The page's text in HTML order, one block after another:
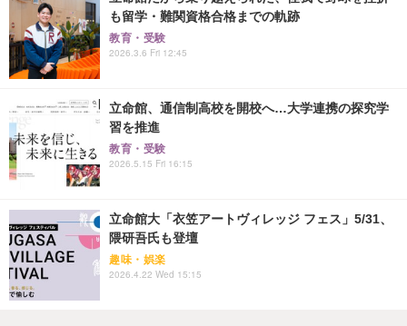
も留学・難関資格合格までの軌跡
教育・受験
2026.3.6 Fri 12:45
立命館、通信制高校を開校へ…大学連携の探究学
習を推進
教育・受験
2026.5.15 Fri 16:15
立命館大「衣笠アートヴィレッジ フェス」5/31、
隈研吾氏も登壇
趣味・娯楽
2026.4.22 Wed 15:15